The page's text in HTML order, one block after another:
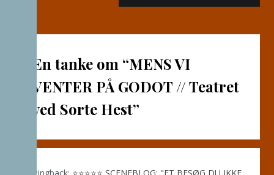
En tanke om “MENS VI
VENTER PÅ GODOT // Teatret
ved Sorte Hest”